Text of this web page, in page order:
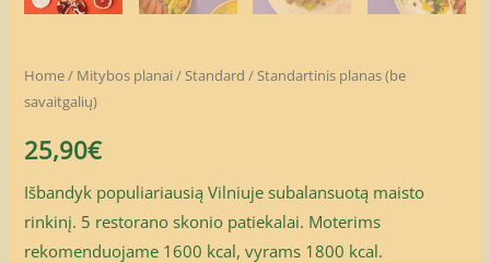
Home/ Mitybos planai /Standard / Standartinis planas (be
savaitgalių)
25,90€
Išbandyk populiariausią Vilniuje subalansuotą maisto
rinkinį. 5 restorano skonio patiekalai. Moterims
rekomenduojame 1600 kcal, vyrams 1800 kcal.